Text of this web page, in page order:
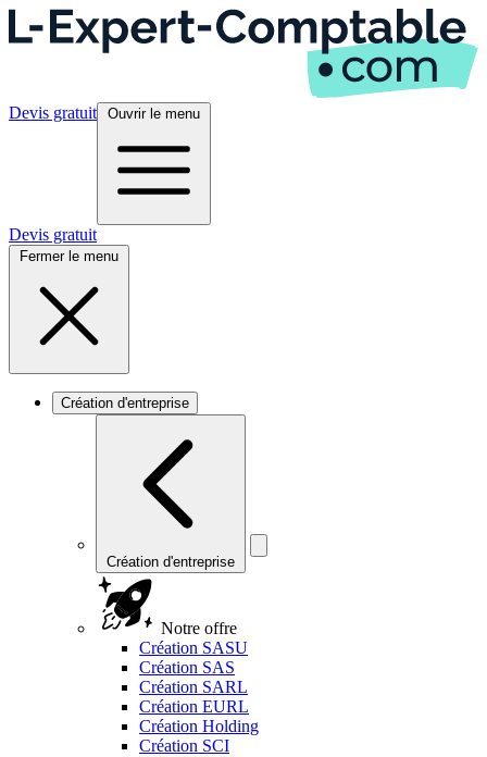
Devis gratuit Ouvrir le menu
Devis gratuit
Fermer le menu
Création d'entreprise
Création d'entreprise
Notre offre
Création SASU
Création SAS
Création SARL
Création EURL
Création Holding
Création SCI